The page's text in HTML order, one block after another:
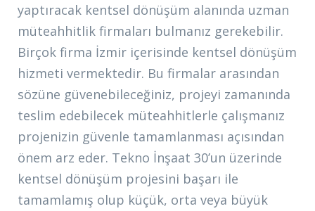
yaptıracak kentsel dönüşüm alanında uzman
müteahhitlik firmaları bulmanız gerekebilir.
Birçok firma İzmir içerisinde kentsel dönüşüm
hizmeti vermektedir. Bu firmalar arasından
sözüne güvenebileceğiniz, projeyi zamanında
teslim edebilecek müteahhitlerle çalışmanız
projenizin güvenle tamamlanması açısından
önem arz eder. Tekno İnşaat 30’un üzerinde
kentsel dönüşüm projesini başarı ile
tamamlamış olup küçük, orta veya büyük